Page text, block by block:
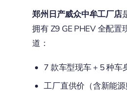
郑州日产威众中牟工厂店
拥有 Z9 GE PHEV 全配置
道：
7 款车型现车 + 5 种车
工厂直供价（含新能